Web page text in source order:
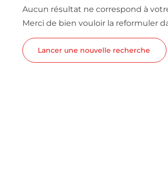
Aucun résultat ne correspond à
Merci de bien vouloir la reformuler
Lancer une nouvelle recherche